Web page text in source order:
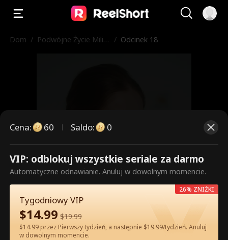
Dom / Podwójne Życie Milia
/ Odcinek 18
To są płatne odcinki. Odblokuj,
aby oglądać.
60Odblokuj teraz
Cena: 60 Saldo: 0
VIP: odblokuj wszystkie seriale za darmo
Automatyczne odnawianie. Anuluj w dowolnym momencie.
Tygodniowy VIP
$14.99 $19.99
$14.99 przez Pierwszy tydzień, a następnie $19.99/tydzień. Anuluj
w dowolnym momencie.
26% ZNIŻKI